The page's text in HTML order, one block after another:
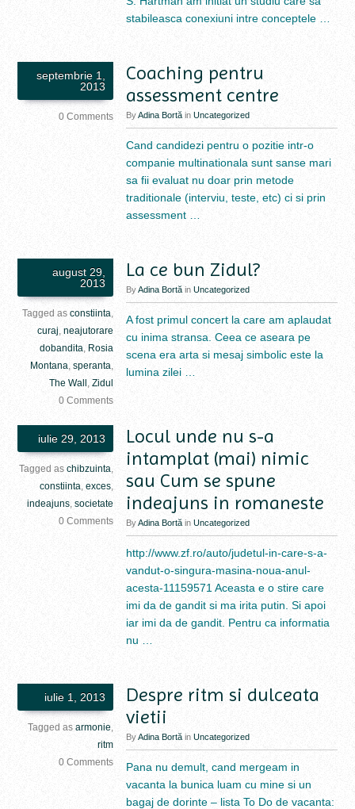
stabileasca conexiuni intre conceptele …
septembrie 1,
2013
0 Comments
Coaching pentru
assessment centre
ByAdina Bortă inUncategorized
Cand candidezi pentru o pozitie intr-o
companie multinationala sunt sanse mari
sa fii evaluat nu doar prin metode
traditionale (interviu, teste, etc) ci si prin
assessment …
august 29,
2013
Tagged asconstiinta,
curaj,neajutorare
dobandita, Rosia
Montana,speranta,
The Wall ,Zidul
0 Comments
La ce bun Zidul?
ByAdina Bortă inUncategorized
A fost primul concert la care am aplaudat
cu inima stransa. Ceea ce aseara pe
scena era arta si mesaj simbolic este la
lumina zilei …
iulie 29, 2013
Tagged aschibzuinta,
constiinta,exces,
indeajuns,societate
0 Comments
Locul unde nu s-a
intamplat (mai) nimic
sau Cum se spune
indeajuns in romaneste
ByAdina Bortă inUncategorized
http://www.zf.ro/auto/judetul-in-care-s-a-
vandut-o-singura-masina-noua-anul-
acesta-11159571 Aceasta e o stire care
imi da de gandit si ma irita putin. Si apoi
iar imi da de gandit. Pentru ca informatia
nu …
iulie 1, 2013
Tagged asarmonie,
ritm
0 Comments
Despre ritm si dulceata
vietii
ByAdina Bortă inUncategorized
Pana nu demult, cand mergeam in
vacanta la bunica luam cu mine si un
bagaj de dorinte – lista To Do de vacanta: